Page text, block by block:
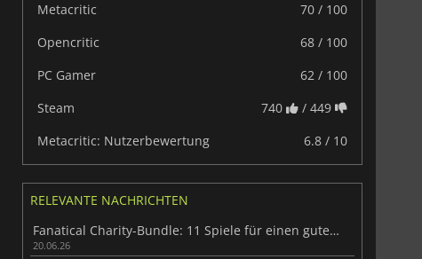
Metacritic
70 / 100
Opencritic
68 / 100
PC Gamer
62 / 100
Steam
740
/ 449
Metacritic: Nutzerbewertung
6.8 / 10
RELEVANTE NACHRICHTEN
Fanatical Charity-Bundle: 11 Spiele für einen guten Zweck
20.06.26